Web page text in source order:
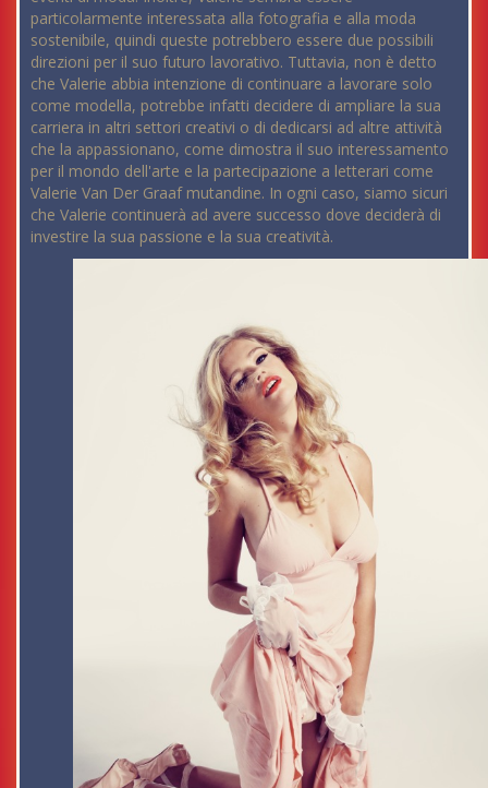
particolarmente interessata alla fotografia e alla moda
sostenibile, quindi queste potrebbero essere due possibili
direzioni per il suo futuro lavorativo. Tuttavia, non è detto
che Valerie abbia intenzione di continuare a lavorare solo
come modella, potrebbe infatti decidere di ampliare la sua
carriera in altri settori creativi o di dedicarsi ad altre attività
che la appassionano, come dimostra il suo interessamento
per il mondo dell'arte e la partecipazione a letterari come
Valerie Van Der Graaf mutandine. In ogni caso, siamo sicuri
che Valerie continuerà ad avere successo dove deciderà di
investire la sua passione e la sua creatività.